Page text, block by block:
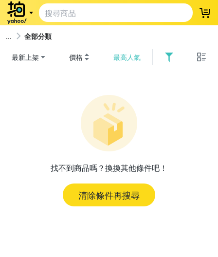
登
全部分類
最新上架 價格 最高人氣
找不到商品嗎？換換其他條件吧！
清除條件再搜尋